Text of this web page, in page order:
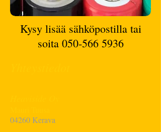
Kysy lisää sähköpostilla tai
soita 050-566 5936
04260 Kerava